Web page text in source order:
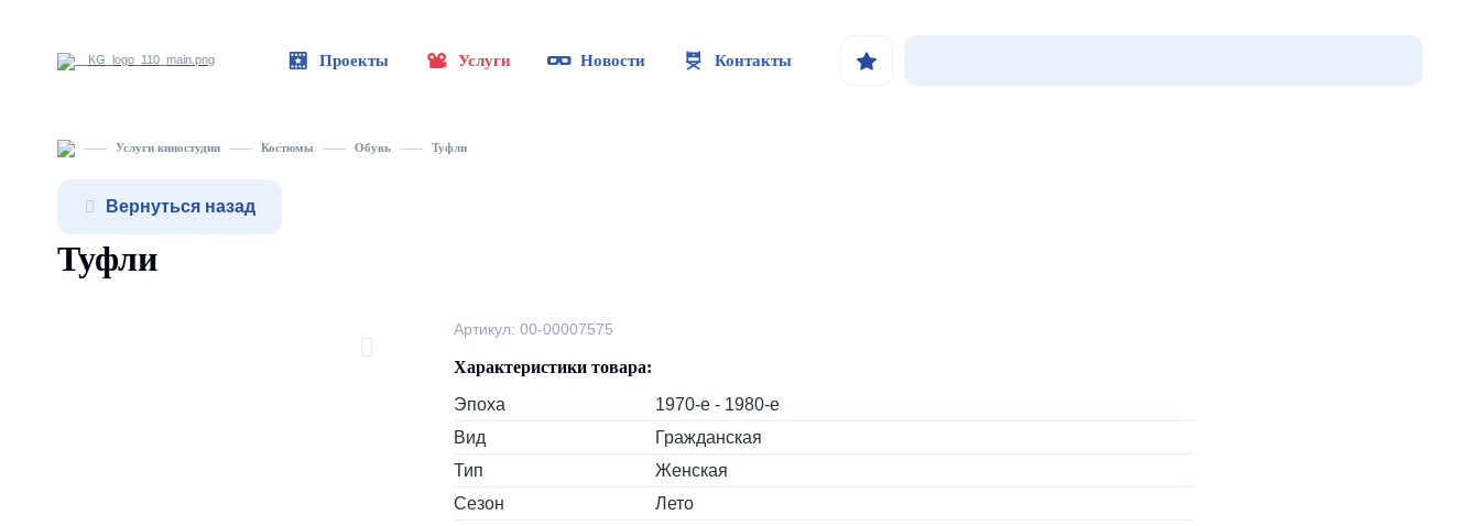
Проекты Услуги Новости Контакты
Услуги киностудии Костюмы Обувь Туфли
Вернуться назад
Туфли
Артикул: 00-00007575
Характеристики товара:
Эпоха
1970-е - 1980-е
Вид
Гражданская
Тип
Женская
Сезон
Лето